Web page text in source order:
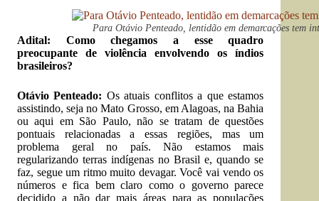
Para Otávio Penteado, lentidão em demarcações tem
Adital: Como chegamos a esse quadro
preocupante de violência envolvendo os índios
brasileiros?
Otávio Penteado: Os atuais conflitos a que estamos
assistindo, seja no Mato Grosso, em Alagoas, na Bahia
ou aqui em São Paulo, não se tratam de questões
pontuais relacionadas a essas regiões, mas um
problema geral no país. Não estamos mais
regularizando terras indígenas no Brasil e, quando se
faz, segue um ritmo muito devagar. Você vai vendo os
números e fica bem claro como o governo parece
decidido a não dar mais áreas para as populações